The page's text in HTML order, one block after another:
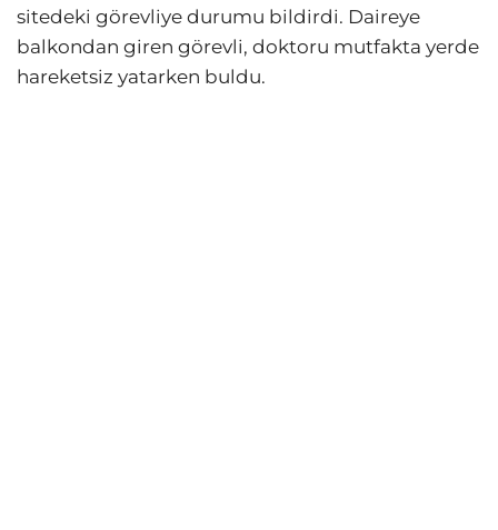
sitedeki görevliye durumu bildirdi. Daireye
balkondan giren görevli, doktoru mutfakta yerde
hareketsiz yatarken buldu.